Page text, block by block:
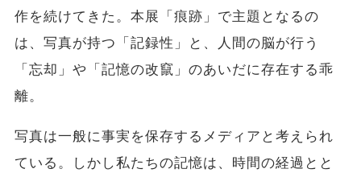
作を続けてきた。本展「痕跡」で主題となるの
は、写真が持つ「記録性」と、人間の脳が行う
「忘却」や「記憶の改竄」のあいだに存在する乖
離。
写真は一般に事実を保存するメディアと考えられ
ている。しかし私たちの記憶は、時間の経過とと